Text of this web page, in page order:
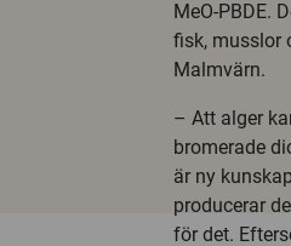
MeO-PBDE.
fisk, musslor
Malmvärn.
– Att alger
bromerade
är ny
producerar
för det.